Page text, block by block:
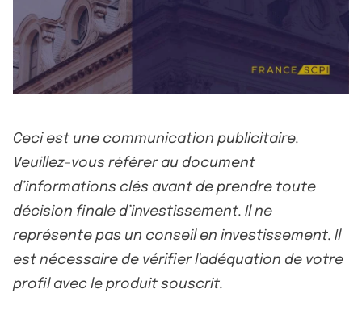
Ceci est une communication publicitaire.
Veuillez-vous référer au document
d’informations clés avant de prendre toute
décision finale d’investissement. Il ne
représente pas un conseil en investissement. Il
est nécessaire de vérifier l'adéquation de votre
profil avec le produit souscrit.